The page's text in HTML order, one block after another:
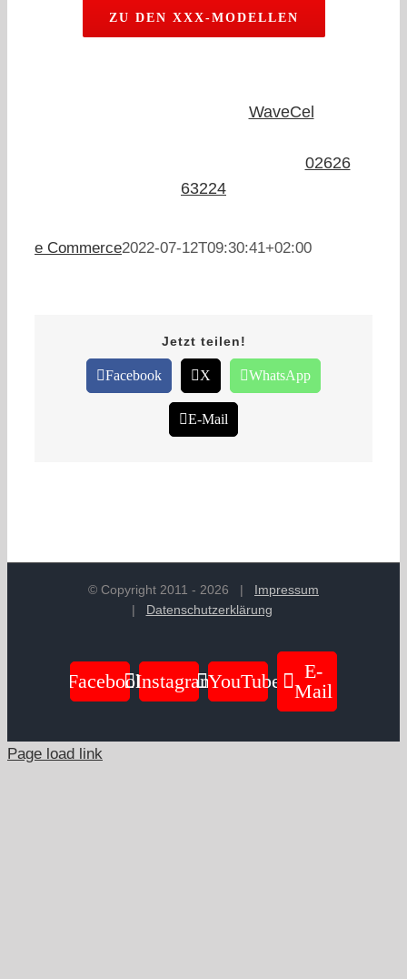
ZU DEN XXX-MODELLEN
WaveCel
02626
63224
e Commerce2022-07-12T09:30:41+02:00
Jetzt teilen!
Facebook X WhatsApp
E-Mail
© Copyright 2011 - 2026 | Impressum
| Datenschutzerklärung
FacebookInstagramYouTube
E-
Mail
Page load link